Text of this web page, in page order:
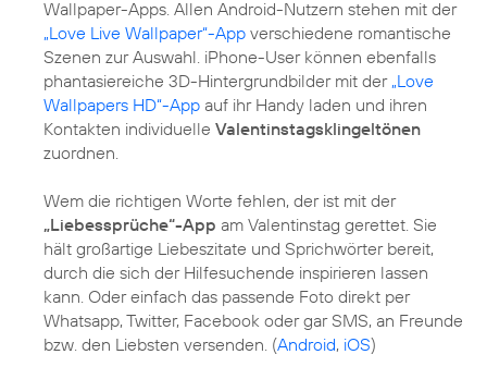
Wallpaper-Apps. Allen Android-Nutzern stehen mit der
„Love Live Wallpaper“-App verschiedene romantische
Szenen zur Auswahl. iPhone-User können ebenfalls
phantasiereiche 3D-Hintergrundbilder mit der „Love
Wallpapers HD“-App auf ihr Handy laden und ihren
Kontakten individuelle Valentinstagsklingeltönen
zuordnen.
Wem die richtigen Worte fehlen, der ist mit der
„Liebessprüche“-App am Valentinstag gerettet. Sie
hält großartige Liebeszitate und Sprichwörter bereit,
durch die sich der Hilfesuchende inspirieren lassen
kann. Oder einfach das passende Foto direkt per
Whatsapp, Twitter, Facebook oder gar SMS, an Freunde
bzw. den Liebsten versenden. (Android, iOS)